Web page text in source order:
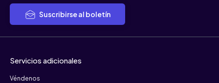
Suscribirse al boletín
Servicios adicionales
Véndenos